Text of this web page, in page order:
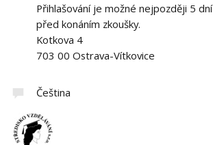
Přihlašování je možné nejpozději 5 dní
před konáním zkoušky.
Kotkova 4
703 00 Ostrava-Vítkovice
Čeština